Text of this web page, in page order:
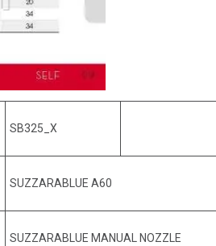
SB325_X
SUZZARABLUE A60
SUZZARABLUE MANUAL NOZZLE